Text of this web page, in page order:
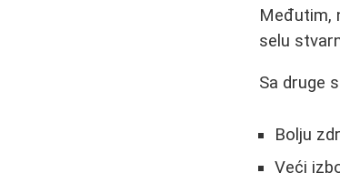
Međutim,
selu
Sa druge
Bolju
Veći